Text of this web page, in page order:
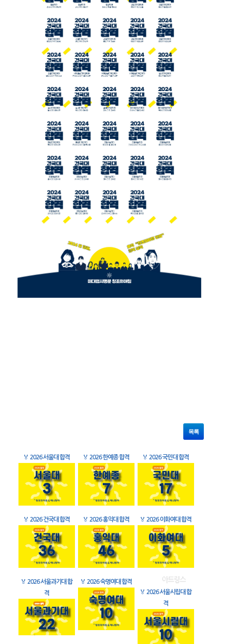
목록
🏅 2026 서울대 합격 🏅 2026 한예종 합격 🏅 2026 국민대 합격
🏅 2026 건국대 합격 🏅 2026 홍익대 합격 🏅 2026 이화여대 합격
🏅 2026 서울과기대 합
격
🏅 2026 숙명여대 합격
🏅 2026 서울시립대 합
격